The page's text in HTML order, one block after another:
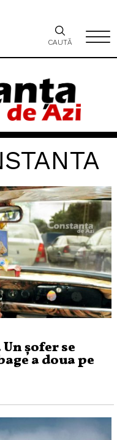
CAUTĂ
șofer se
a doua pe